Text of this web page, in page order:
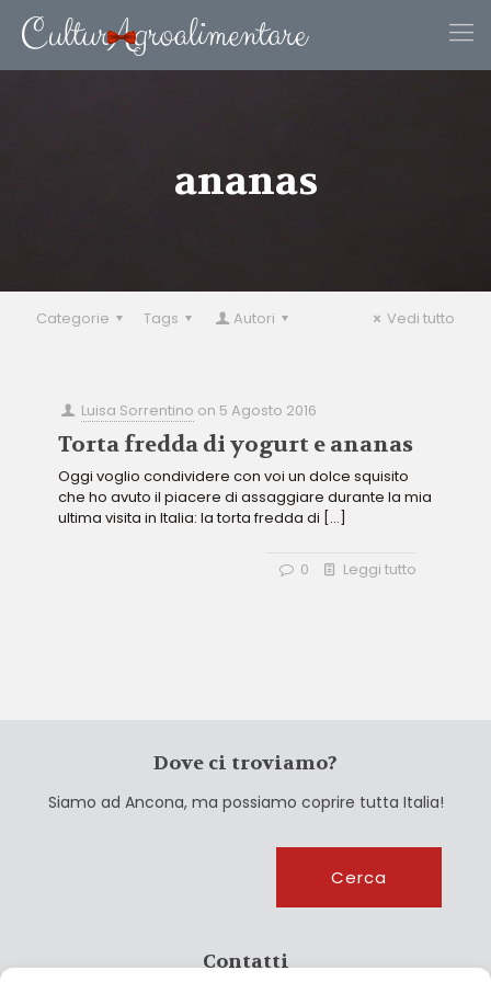
ananas
Categorie Tags Autori Vedi tutto
Luisa Sorrentino on 5 Agosto 2016
Torta fredda di yogurt e ananas
Oggi voglio condividere con voi un dolce squisito
che ho avuto il piacere di assaggiare durante la mia
ultima visita in Italia: la torta fredda di […]
0 Leggi tutto
Dove ci troviamo?
Siamo ad Ancona, ma possiamo coprire tutta Italia!
Cerca
Contatti